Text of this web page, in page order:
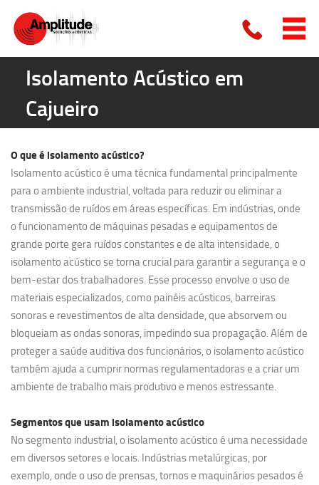
Isolamento Acústico em
Cajueiro
O que é isolamento acústico?
Isolamento acústico é uma técnica fundamental principalmente
para o ambiente industrial, voltada para reduzir ou eliminar a
transmissão de ruídos em áreas específicas. Em indústrias, onde
o funcionamento de máquinas pesadas e equipamentos de
grande porte gera ruídos constantes e de alta intensidade, o
isolamento acústico se torna crucial para garantir a segurança e o
bem-estar dos trabalhadores. Esse processo envolve o uso de
materiais especializados, como painéis acústicos, barreiras
sonoras e revestimentos de alta densidade, que absorvem ou
bloqueiam as ondas sonoras, impedindo sua propagação. Além de
proteger a saúde auditiva dos funcionários, o isolamento acústico
também ajuda a cumprir normas regulamentadoras e a criar um
ambiente de trabalho mais produtivo e menos estressante.
Segmentos que usam isolamento acústico
No segmento industrial, o isolamento acústico é uma necessidade
em diversos setores e locais. Indústrias metalúrgicas, por
exemplo, onde o uso de prensas, tornos e maquinários pesados é